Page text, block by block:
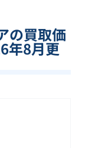
の買取価
年8月更